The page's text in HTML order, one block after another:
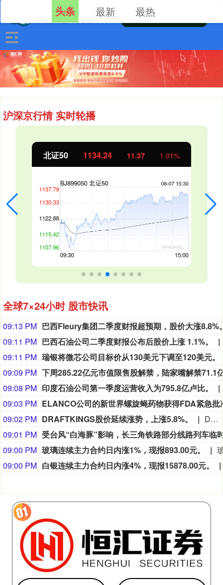
沪深京行情 实时轮播
北证50 1134.24 11.37 1.01%
全球7×24小时 股市快讯
09:13 PM
09:11 PM 巴西石油公司二季度财报公布后股价上涨 1.1%。
09:11 PM 瑞银将微芯公司目标价从130美元下调至120美元。
09:09 PM
09:08 PM 印度石油公司第一季度运营收入为795.8亿卢比。
09:03 PM
09:02 PM DRAFTKINGS股价延续涨势，上涨5.8%。
DRAFTKINGS股价延续涨势，上涨5.8%。
09:01 PM
09:00 PM 玻璃连续主力合约日内涨1%，现报893.00元。
09:00 PM 白银连续主力合约日内涨4%，现报15878.00元。
头条 最新 最热